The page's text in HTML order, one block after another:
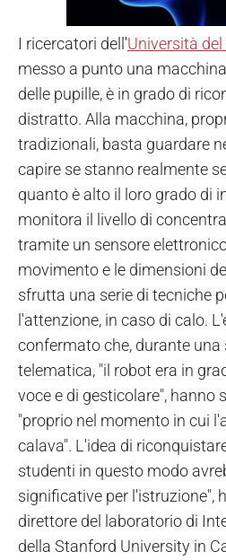
I ricercatori dell'Università
messo a punto una
delle pupille, è in grado di
distratto. Alla macchina,
tradizionali, basta guardare
capire se stanno realmente
quanto è alto il loro grado di
monitora il livello di
tramite un sensore
movimento e le dimensioni
sfrutta una serie di tecniche
l'attenzione, in caso di calo.
confermato che, durante una
telematica, "il robot era in
voce e di gesticolare", hanno
"proprio nel momento in cui
calava". L'idea di
studenti in questo modo
significative per l'istruzione",
direttore del laboratorio di
della Stanford University in